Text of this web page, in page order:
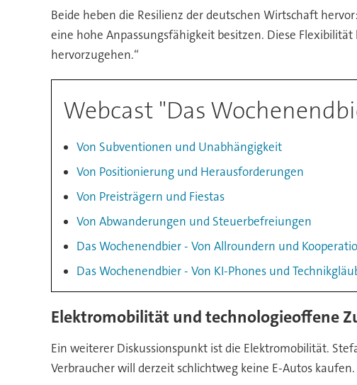
Beide heben die Resilienz der deutschen Wirtschaft
eine hohe Anpassungsfähigkeit besitzen. Diese
hervorzugehen.“
Webcast "Das
Von Subventionen und Unabhängigkeit
Von Positionierung und Herausforderungen
Von Preisträgern und Fiestas
Von Abwanderungen und Steuerbefreiungen
Das Wochenendbier - Von Allroundern und
Das Wochenendbier - Von KI-Phones und
Elektromobilität und technologieoffene
Ein weiterer Diskussionspunkt ist die Elektromobilität.
Verbraucher will derzeit schlichtweg keine E-Autos